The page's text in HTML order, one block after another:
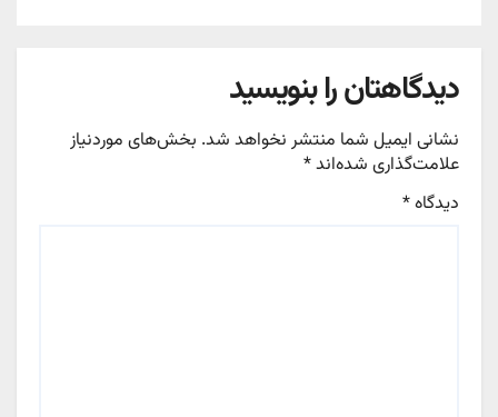
دیدگاهتان را بنویسید
نشانی ایمیل شما منتشر نخواهد شد. بخش‌های موردنیاز
علامت‌گذاری شده‌اند*
دیدگاه*